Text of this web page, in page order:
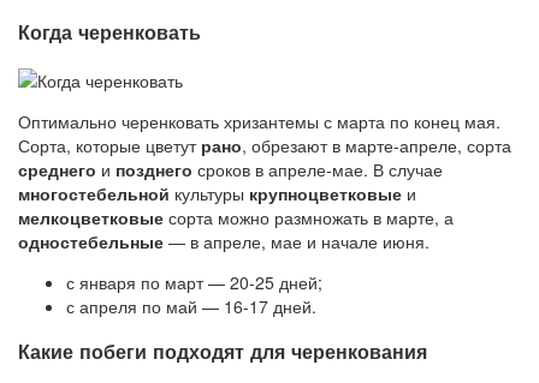
Когда черенковать
Оптимально черенковать хризантемы с марта по конец мая.
Сорта, которые цветут рано, обрезают в марте-апреле, сорта
среднего и позднего сроков в апреле-мае. В случае
многостебельной культуры крупноцветковые и
мелкоцветковые сорта можно размножать в марте, а
одностебельные — в апреле, мае и начале июня.
с января по март — 20-25 дней;
с апреля по май — 16-17 дней.
Какие побеги подходят для черенкования